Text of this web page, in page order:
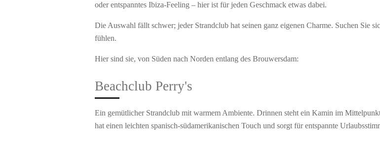
oder entspanntes Ibiza-Feeling – hier ist für jeden Geschmack etwas dabei.
Die Auswahl fällt schwer; jeder Strandclub hat seinen ganz eigenen Charme. Suchen Sie
fühlen.
Hier sind sie, von Süden nach Norden entlang des Brouwersdam:
Beachclub Perry's
Ein gemütlicher Strandclub mit warmem Ambiente. Drinnen steht ein Kamin im
hat einen leichten spanisch-südamerikanischen Touch und sorgt für entspannte